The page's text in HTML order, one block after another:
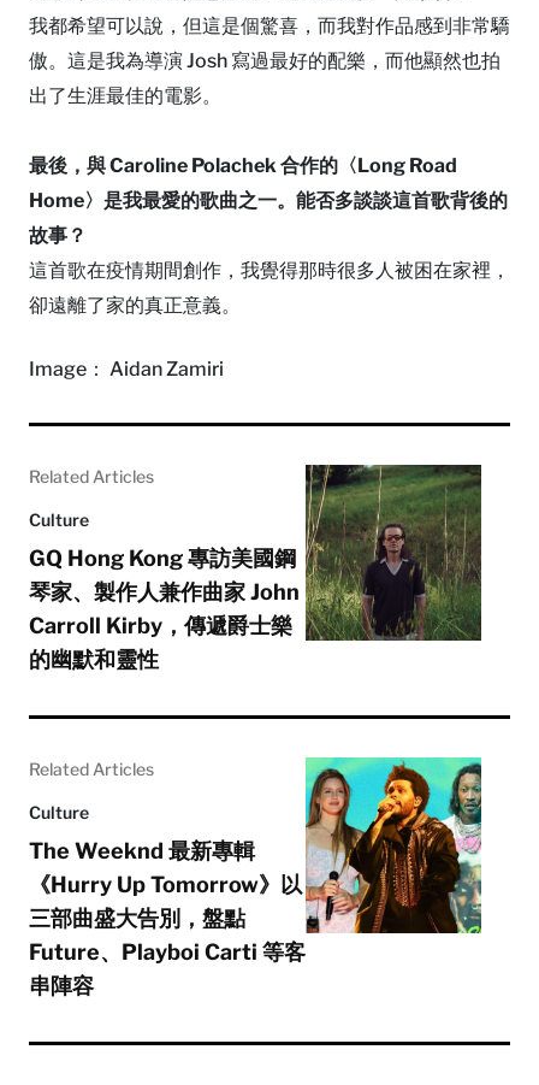
我都希望可以說，但這是個驚喜，而我對作品感到非常驕
傲。這是我為導演 Josh 寫過最好的配樂，而他顯然也拍
出了生涯最佳的電影。
最後，與 Caroline Polachek 合作的〈Long Road
Home〉是我最愛的歌曲之一。能否多談談這首歌背後的
故事？
這首歌在疫情期間創作，我覺得那時很多人被困在家裡，
卻遠離了家的真正意義。
Image： Aidan Zamiri
Related Articles
Culture
GQ Hong Kong 專訪美國鋼
琴家、製作人兼作曲家 John
Carroll Kirby，傳遞爵士樂
的幽默和靈性
Related Articles
Culture
The Weeknd 最新專輯
《Hurry Up Tomorrow》以
三部曲盛大告別，盤點
Future、Playboi Carti 等客
串陣容